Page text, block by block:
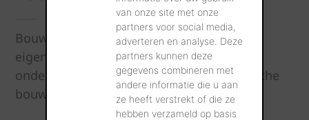
van onze site met onze
partners voor social media,
adverteren en analyse. Deze
partners kunnen deze
gegevens combineren met
andere informatie die u aan
ze heeft verstrekt of die ze
hebben verzameld op basis
Bouw- of renovatieplannen? Elk heeft een
eigen stijl en een eigen smaak. Laat u
onderdompelen in de wereld van keramische
bouwprojecten.